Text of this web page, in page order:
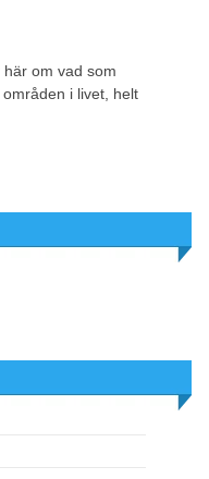
om vad som
i livet, helt